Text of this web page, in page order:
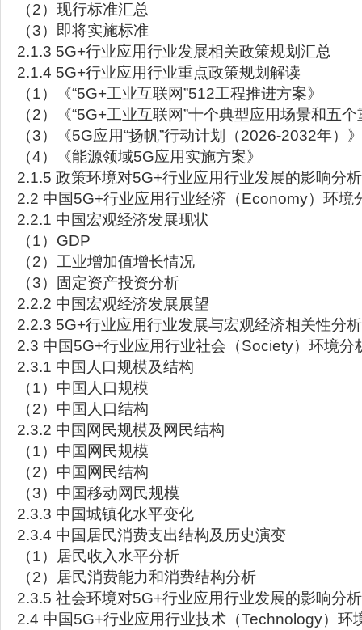
（2）现行标准汇总
（3）即将实施标准
2.1.3 5G+行业应用行业发展相关政策规划汇总
2.1.4 5G+行业应用行业重点政策规划解读
（1）《“5G+工业互联网”512工程推进方案》
（2）《“5G+工业互联网”十个典型应用场景和五
（3）《5G应用“扬帆”行动计划（2026-2032年）
（4）《能源领域5G应用实施方案》
2.1.5 政策环境对5G+行业应用行业发展的影响分析
2.2 中国5G+行业应用行业经济（Economy）环境
2.2.1 中国宏观经济发展现状
（1）GDP
（2）工业增加值增长情况
（3）固定资产投资分析
2.2.2 中国宏观经济发展展望
2.2.3 5G+行业应用行业发展与宏观经济相关性分析
2.3 中国5G+行业应用行业社会（Society）环境分
2.3.1 中国人口规模及结构
（1）中国人口规模
（2）中国人口结构
2.3.2 中国网民规模及网民结构
（1）中国网民规模
（2）中国网民结构
（3）中国移动网民规模
2.3.3 中国城镇化水平变化
2.3.4 中国居民消费支出结构及历史演变
（1）居民收入水平分析
（2）居民消费能力和消费结构分析
2.3.5 社会环境对5G+行业应用行业发展的影响分析
2.4 中国5G+行业应用行业技术（Technology）环